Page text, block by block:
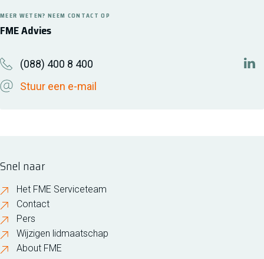
FME Advies
MEER WETEN? NEEM CONTACT OP
(088) 400 8 400
Stuur een e-mail
Snel naar
Het FME Serviceteam
Contact
Pers
Wijzigen lidmaatschap
About FME